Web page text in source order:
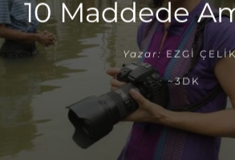
10 Maddede
Yazar: EZGI
~3DK